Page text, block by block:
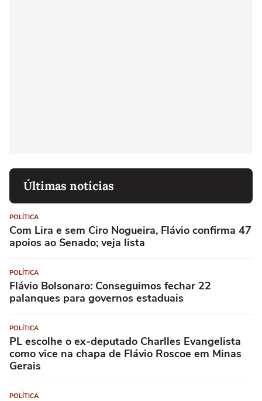
Últimas notícias
POLÍTICA
Com Lira e sem Ciro Nogueira, Flávio confirma 47
apoios ao Senado; veja lista
POLÍTICA
Flávio Bolsonaro: Conseguimos fechar 22
palanques para governos estaduais
POLÍTICA
PL escolhe o ex-deputado Charlles Evangelista
como vice na chapa de Flávio Roscoe em Minas
Gerais
POLÍTICA